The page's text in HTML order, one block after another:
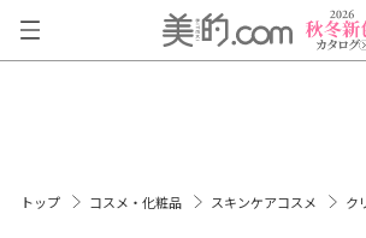
トップ コスメ・化粧品 スキンケアコスメ ク